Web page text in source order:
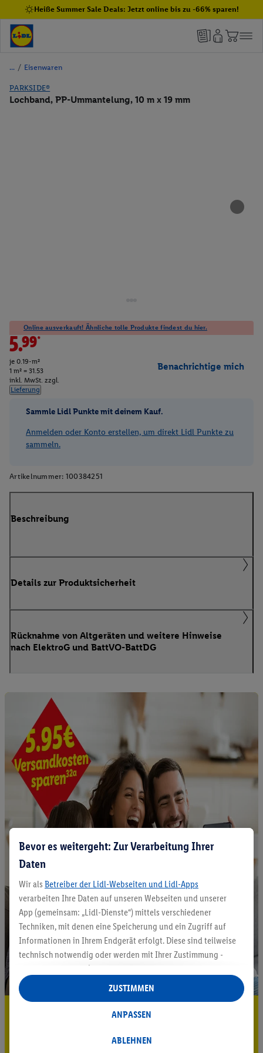
Heiße Summer Sale Deals: Jetzt online bis zu -66% sparen!
/ Eisenwaren
PARKSIDE®
Lochband, PP-Ummantelung, 10 m x 19 mm
Online ausverkauft! Ähnliche tolle Produkte findest du hier.
5.99*
je 0.19-m²
1 m² = 31.53
inkl. MwSt. zzgl.
Lieferung
Benachrichtige mich
Sammle Lidl Punkte mit deinem Kauf.
Anmelden oder Konto erstellen, um direkt Lidl Punkte zu
sammeln.
Artikelnummer: 100384251
Beschreibung
Details zur Produktsicherheit
Rücknahme von Altgeräten und weitere Hinweise
nach ElektroG und BattVO-BattDG
5.95 € Versand sparen³²ᵃ
Bevor es weitergeht: Zur Verarbeitung Ihrer
Daten
Wir als Betreiber der Lidl-Webseiten und Lidl-Apps
verarbeiten Ihre Daten auf unseren Webseiten und unserer
App (gemeinsam: „Lidl-Dienste“) mittels verschiedener
Techniken, mit denen eine Speicherung und ein Zugriff auf
Informationen in Ihrem Endgerät erfolgt. Diese sind teilweise
technisch notwendig oder werden mit Ihrer Zustimmung -
auch durch Partner (u.a.
Verantwortliche; im Zusammenhang mit dem IAB TCF
insgesamt
Statistik-Erstellung oder für personalisierte Werbung
Datenverarbeitungen für personalisierte Werbung werden
ABLEHNEN
ANPASSEN
ZUSTIMMEN